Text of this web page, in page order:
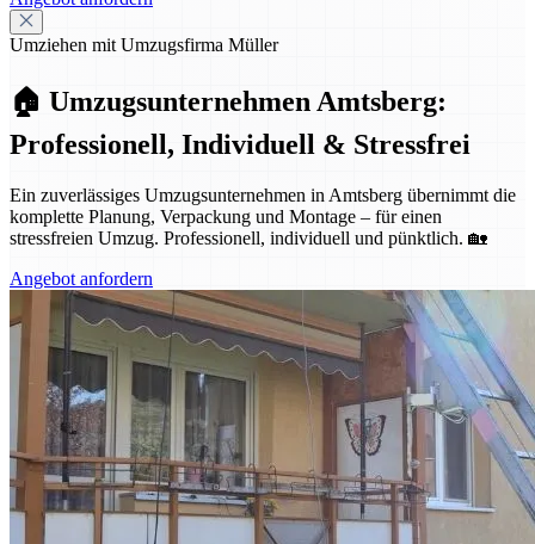
Umziehen mit Umzugsfirma Müller
🏠 Umzugsunternehmen Amtsberg:
Professionell, Individuell & Stressfrei
Ein zuverlässiges Umzugsunternehmen in Amtsberg übernimmt die
komplette Planung, Verpackung und Montage – für einen
stressfreien Umzug. Professionell, individuell und pünktlich. 🏡
Angebot anfordern